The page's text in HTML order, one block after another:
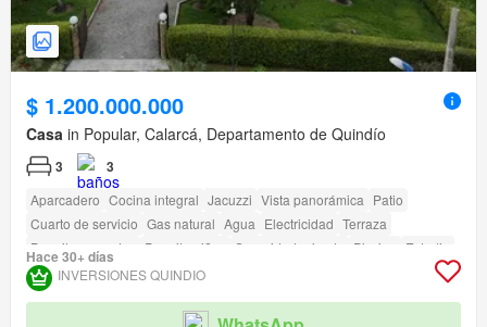
$ 1.200.000.000
Casa in Popular, Calarcá, Departamento de Quindío
3 3
Aparcadero Cocina integral Jacuzzi Vista panorámica Patio
Cuarto de servicio Gas natural Agua Electricidad Terraza
Permite mascotas
Permite niños Seguridad privada Piscina
Estudio
Vigilante Caseta de vigilancia
Hace 30+ días
INVERSIONES QUINDIO